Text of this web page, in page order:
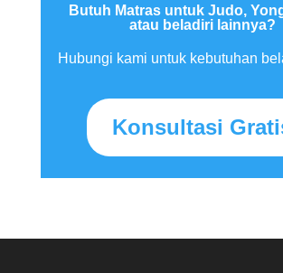
Butuh Matras untuk Judo,
atau beladiri lainnya?
Hubungi kami untuk kebutuhan
Konsultasi